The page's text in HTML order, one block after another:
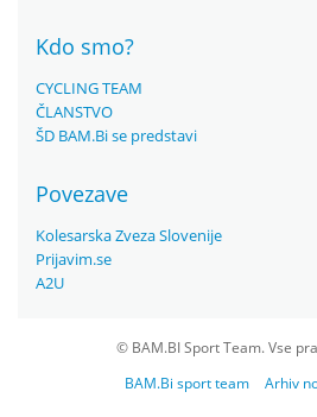
Kdo smo?
CYCLING TEAM
ČLANSTVO
ŠD BAM.Bi se predstavi
Povezave
Kolesarska Zveza Slovenije
Prijavim.se
A2U
© BAM.BI Sport Team. Vse
BAM.Bi sport team
Arhiv